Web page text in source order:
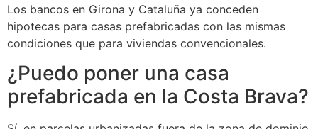
Los bancos en Girona y Cataluña ya conceden
hipotecas para casas prefabricadas con las mismas
condiciones que para viviendas convencionales.
¿Puedo poner una casa
prefabricada en la Costa Brava?